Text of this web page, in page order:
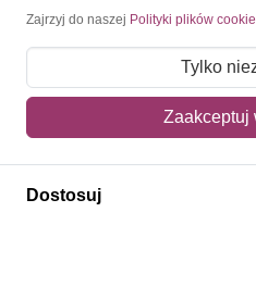
Moje konto
Mój koszyk
Adres dostawy
Zajrzyj do naszej Polityki plików cookie
Tylko
Zaakceptuj
Dostosuj